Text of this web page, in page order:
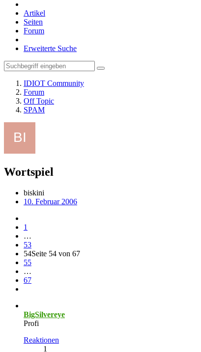
Artikel
Seiten
Forum
Erweiterte Suche
IDIOT Community
Forum
Off Topic
SPAM
Wortspiel
biskini
10. Februar 2006
1
…
53
54Seite 54 von 67
55
…
67
BigSilvereye
Profi
Reaktionen
1